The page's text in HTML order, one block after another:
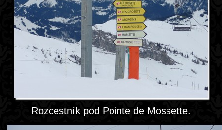
Rozcestník pod Pointe de Mossette.